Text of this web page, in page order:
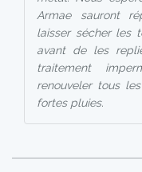
Armae sauront
laisser sécher les
avant de les
traitement
renouveler tous
fortes pluies.